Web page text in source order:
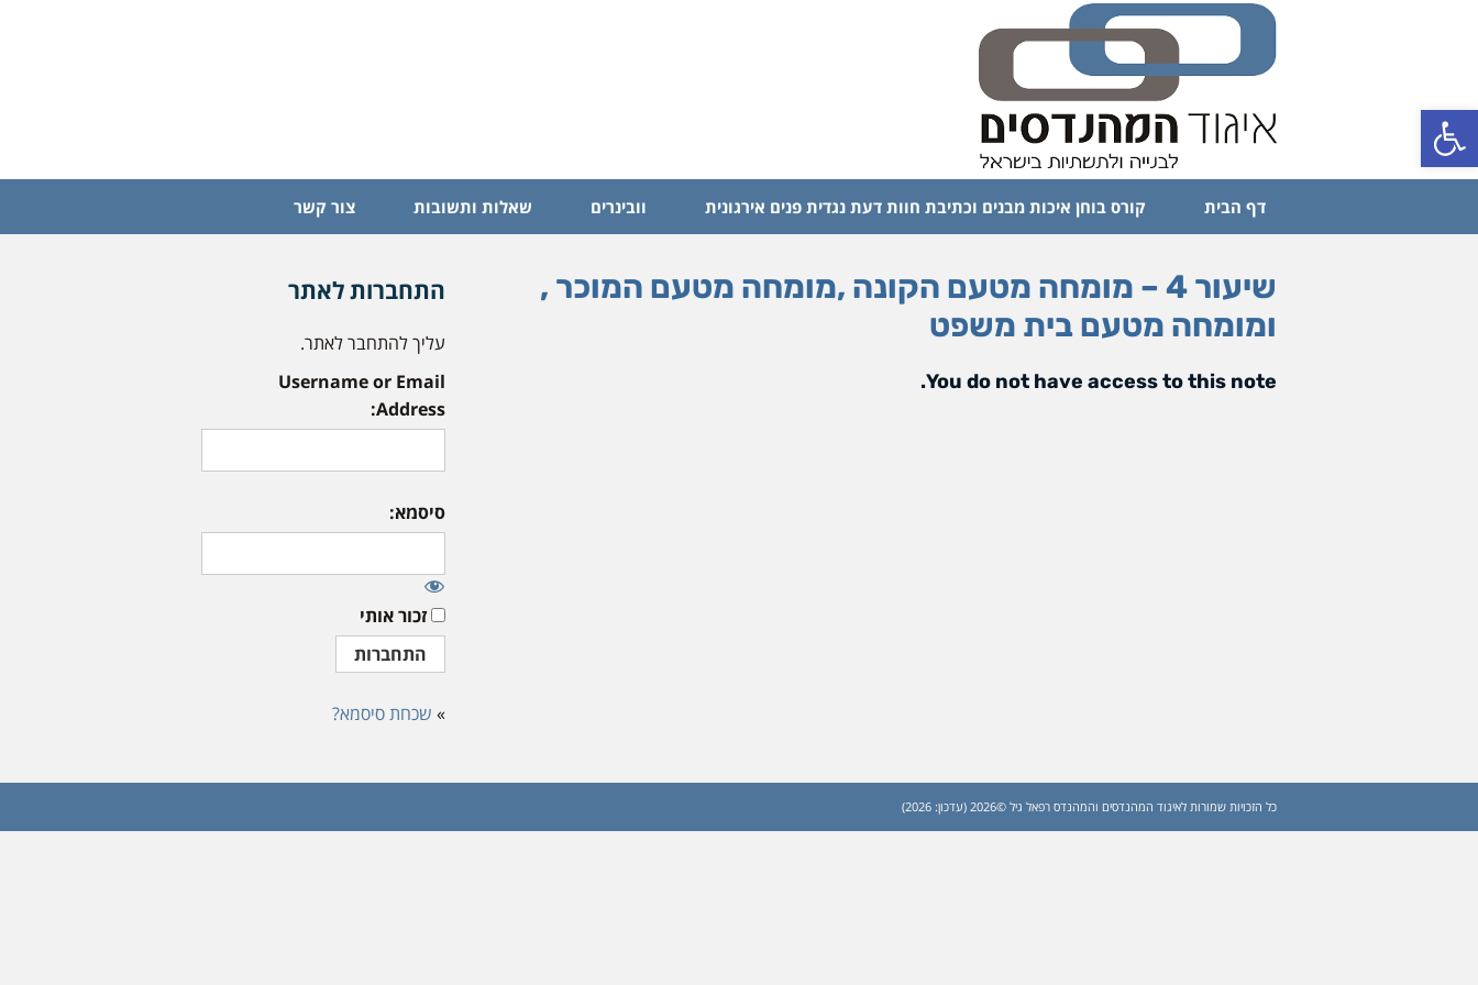
פתח סרגל נגישות
דף הבית קורס בוחן איכות מבנים וכתיבת חוות דעת נגדית פנים אירגונית וובינרים שאלות ותשובות צור קשר
שיעור 4 – מומחה מטעם הקונה ,מומחה מטעם המוכר ,
ומומחה מטעם בית משפט
You do not have access to this note.
התחברות לאתר
עליך להתחבר לאתר.
Username or Email
Address:
סיסמא:
זכור אותי
» שכחת סיסמא?
כל הזכויות שמורות לאיגוד המהנדסים והמהנדס רפאל גיל ©2026 (עדכון: 2026)